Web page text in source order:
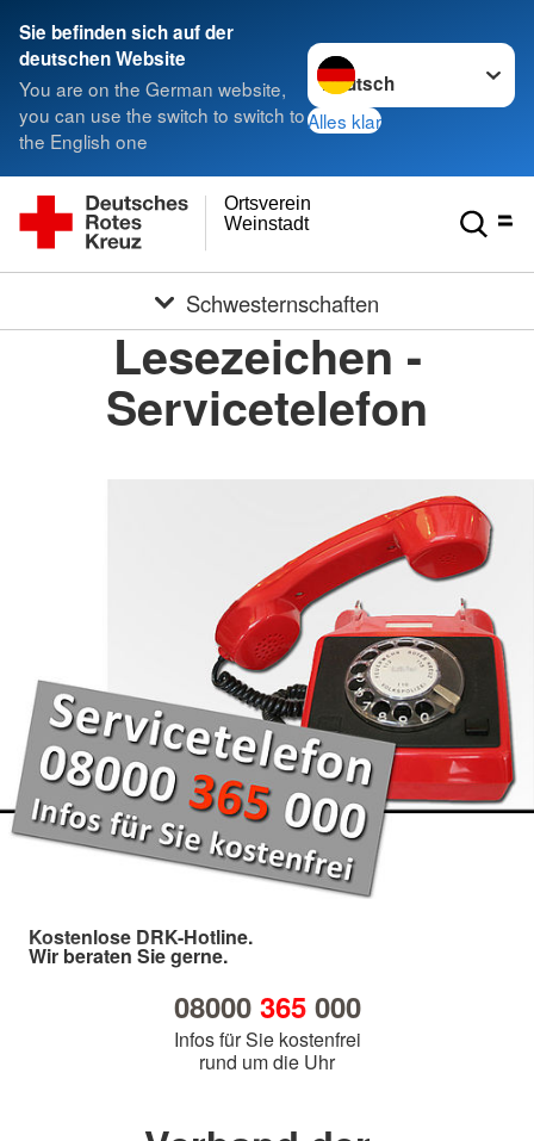
Sie befinden sich auf der
deutschen Website
You are on the German website,
you can use the switch to switch to
the English one
Sprache wechseln zu
Alles klar
Weinstadt
Ortsverein
Schwesternschaften
Lesezeichen -
Servicetelefon
Kostenlose DRK-Hotline.
Wir beraten Sie gerne.
08000 365000
Infos für Sie kostenfrei
rund um die Uhr